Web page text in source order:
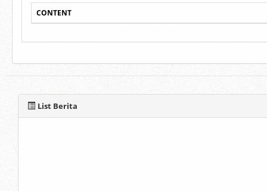
CONTENT
List Berita